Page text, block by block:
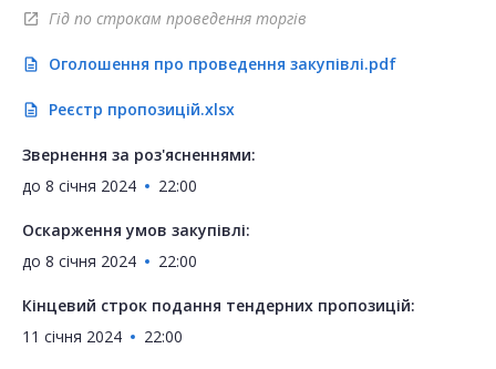
open_in_new Гід по строкам проведення торгів
description Оголошення про проведення закупівлі.pdf
description Реєстр пропозицій.xlsx
Звернення за роз'ясненнями:
до 8 січня 2024 22:00
Оскарження умов закупівлі:
до 8 січня 2024 22:00
Кінцевий строк подання тендерних пропозицій:
11 січня 2024
22:00